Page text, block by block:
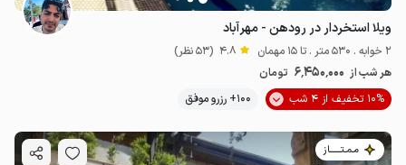
ویلا استخردار در رودهن - مهرآباد
2 خوابه . 530 متر . تا 15 مهمان 4.8 (53 نظر)
هر شب از 6٬450٬000 تومان
10% تخفیف از 4 شب
100+ رزرو موفق
مـمـتــــــاز